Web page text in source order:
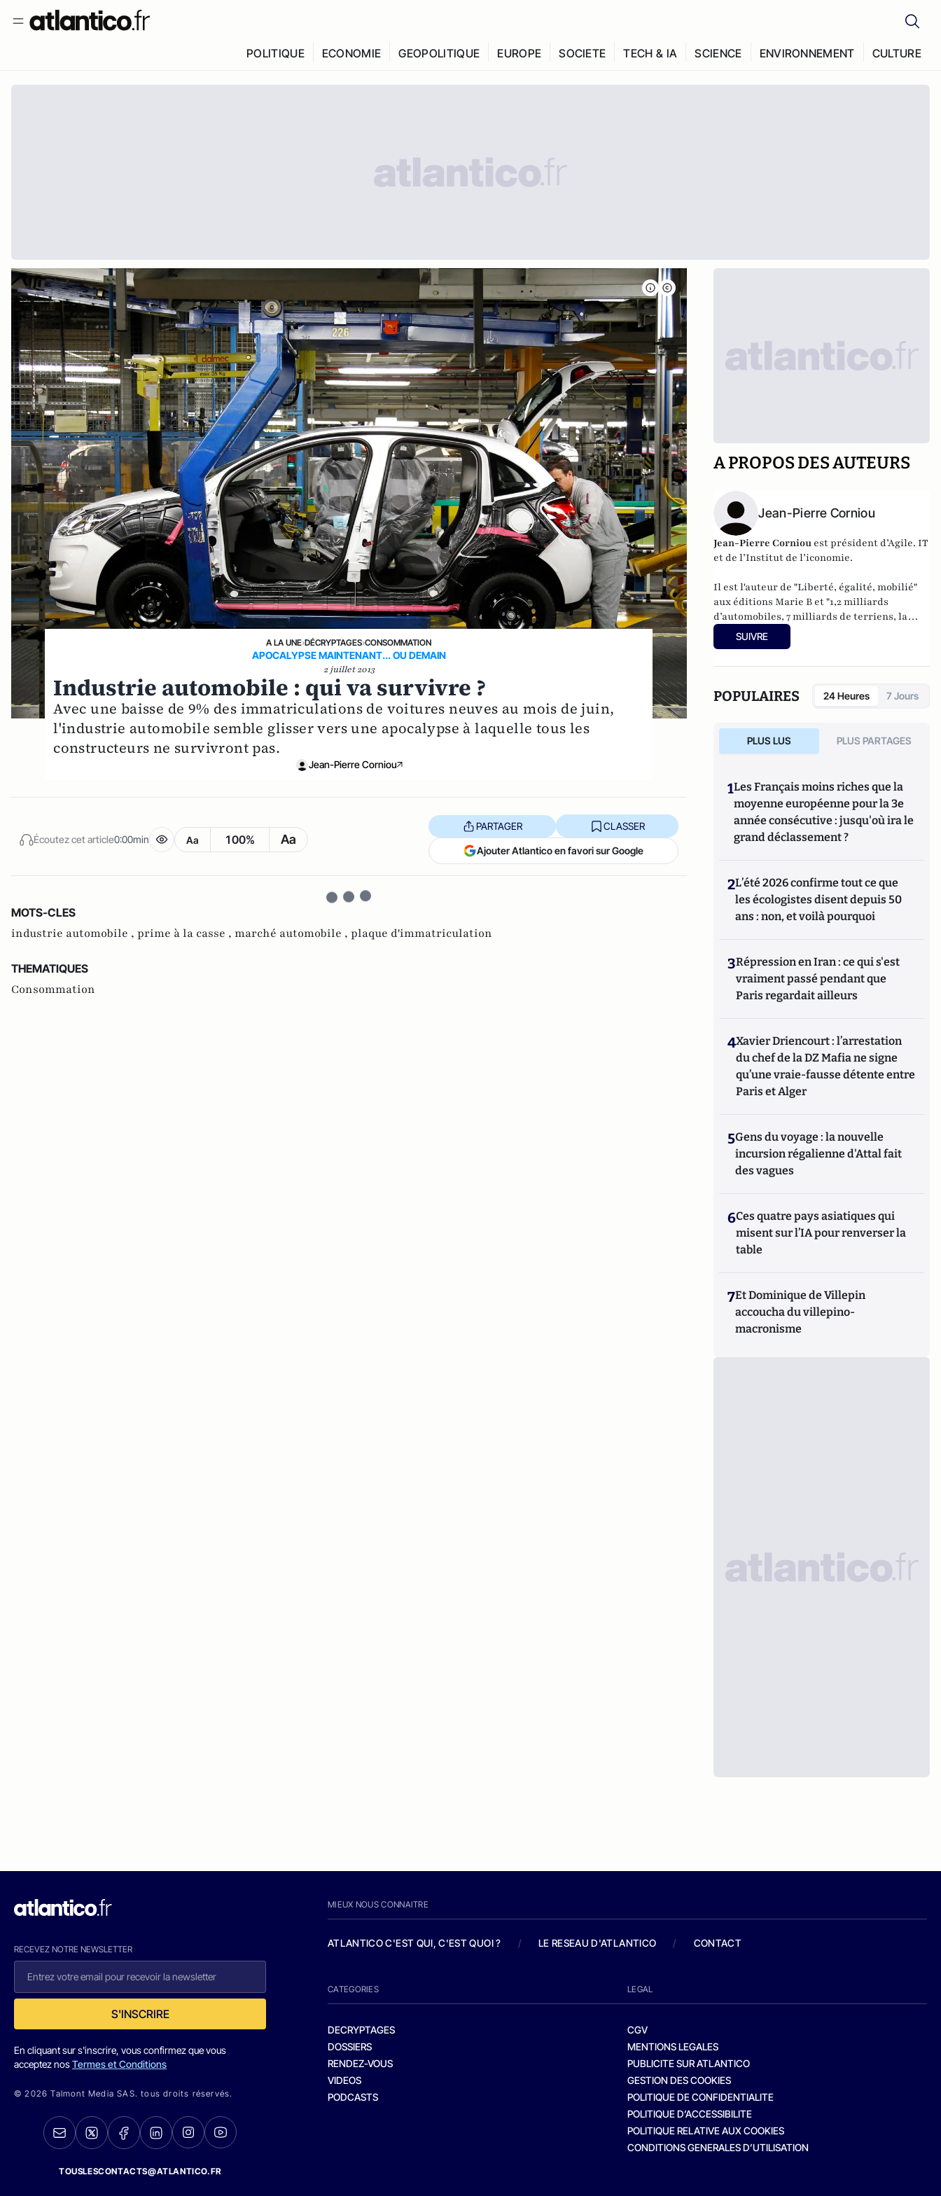
POLITIQUE ECONOMIE GEOPOLITIQUE EUROPE SOCIETE TECH & IA SCIENCE ENVIRONNEMENT CULTURE
A LA UNE›DÉCRYPTAGES›CONSOMMATION
APOCALYPSE MAINTENANT... OU DEMAIN
2 juillet 2013
Industrie automobile : qui va survivre ?
Avec une baisse de 9% des immatriculations de voitures neuves au mois de juin,
l'industrie automobile semble glisser vers une apocalypse à laquelle tous les
constructeurs ne survivront pas.
Jean-Pierre Corniou
Écoutez cet article0:00min Aa 100% Aa
PARTAGER CLASSER
Ajouter Atlantico en favori sur Google
MOTS-CLES
industrie automobile , prime à la casse , marché automobile , plaque d'immatriculation
THEMATIQUES
Consommation
A PROPOS DES AUTEURS
Jean-Pierre Corniou
Jean-Pierre Corniou est président d’Agile. IT
et de l’Institut de l’iconomie.
Il est l'auteur de "Liberté, égalité, mobilié"
aux éditions Marie B et "1,2 milliards
d’automobiles, 7 milliards de terriens, la
cohabitation est-elle possible ?
SUIVRE
POPULAIRES 24 Heures 7 Jours
PLUS LUS PLUS PARTAGES
1Les Français moins riches que la
moyenne européenne pour la 3e
année consécutive : jusqu'où ira le
grand déclassement ?
2L’été 2026 confirme tout ce que
les écologistes disent depuis 50
ans : non, et voilà pourquoi
3Répression en Iran : ce qui s'est
vraiment passé pendant que
Paris regardait ailleurs
4Xavier Driencourt : l’arrestation
du chef de la DZ Mafia ne signe
qu’une vraie-fausse détente entre
Paris et Alger
5Gens du voyage : la nouvelle
incursion régalienne d'Attal fait
des vagues
6Ces quatre pays asiatiques qui
misent sur l’IA pour renverser la
table
7Et Dominique de Villepin
accoucha du villepino-
macronisme
RECEVEZ NOTRE NEWSLETTER
S'INSCRIRE
En cliquant sur s'inscrire, vous confirmez que vous
acceptez nosTermes et Conditions
© 2026 Talmont Media SAS. tous droits réservés.
TOUSLESCONTACTS@ATLANTICO.FR
MIEUX NOUS CONNAITRE
ATLANTICO C'EST QUI, C'EST QUOI ? / LE RESEAU D'ATLANTICO / CONTACT
CATEGORIES
DECRYPTAGES
DOSSIERS
RENDEZ-VOUS
VIDEOS
PODCASTS
LEGAL
CGV
MENTIONS LEGALES
PUBLICITE SUR ATLANTICO
GESTION DES COOKIES
POLITIQUE DE CONFIDENTIALITE
POLITIQUE D’ACCESSIBILITE
POLITIQUE RELATIVE AUX COOKIES
CONDITIONS GENERALES D’UTILISATION